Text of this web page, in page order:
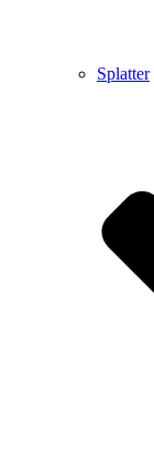
Splatter